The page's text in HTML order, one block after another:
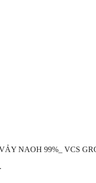
NAOH 99%_ VCS